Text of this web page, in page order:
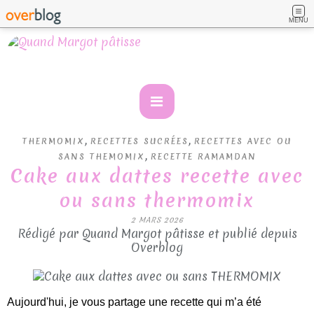
MENU
THERMOMIX , RECETTES SUCRÉES , RECETTES AVEC OU
SANS THEMOMIX , RECETTE RAMAMDAN
Cake aux dattes recette avec
ou sans thermomix
2 MARS 2026
Rédigé par Quand Margot pâtisse et publié depuis
Overblog
Aujourd'hui, je vous partage une recette qui m’a été